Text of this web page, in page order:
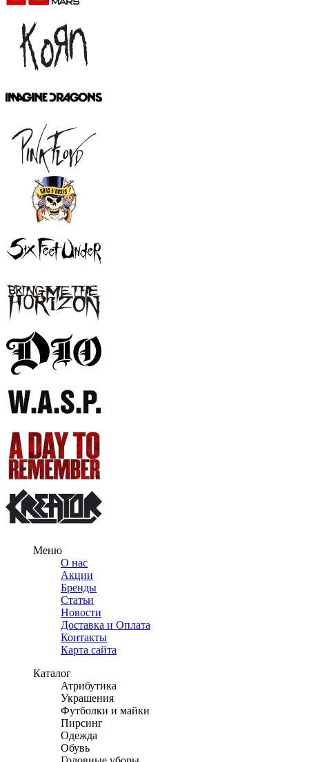
Меню
О нас
Акции
Бренды
Статьи
Новости
Доставка и Оплата
Контакты
Карта сайта
Каталог
Атрибутика
Украшения
Футболки и майки
Пирсинг
Одежда
Обувь